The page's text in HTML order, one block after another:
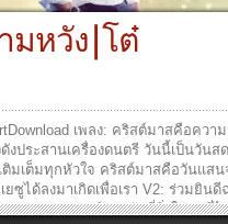
ยงปิยะกุลEditor/Graphic Designer
หวัง | โต๋
เพลง: คริสต์มาสคือควา
งประสานเครื่องดนตรี วันนี้เป็นวันส
มเต็มทุกหัวใจ คริสต์มาสคือวันแสน
ซูได้ลงมาเกิดเพื่อเรา V2: ร่วมยินดี
เพราะพระองค์มอบรักที่ยิ่งใหญ่ ที่ไ